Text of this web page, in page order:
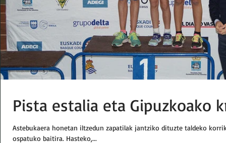
Pista estalia eta Gipuzkoako
Astebukaera honetan iltzedun zapatilak jantziko dituzte taldeko
ospatuko baitira. Hasteko,...